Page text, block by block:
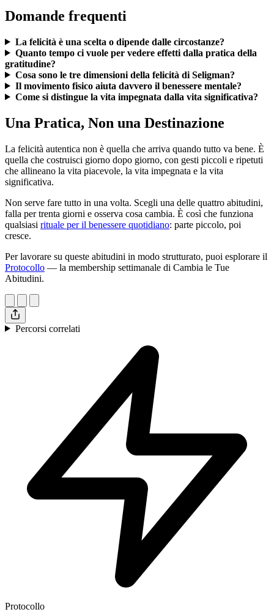
Domande frequenti
La felicità è una scelta o dipende dalle circostanze?
Quanto tempo ci vuole per vedere effetti dalla pratica della
gratitudine?
Cosa sono le tre dimensioni della felicità di Seligman?
Il movimento fisico aiuta davvero il benessere mentale?
Come si distingue la vita impegnata dalla vita significativa?
Una Pratica, Non una Destinazione
La felicità autentica non è quella che arriva quando tutto va bene. È
quella che costruisci giorno dopo giorno, con gesti piccoli e ripetuti
che allineano la vita piacevole, la vita impegnata e la vita
significativa.
Non serve fare tutto in una volta. Scegli una delle quattro abitudini,
falla per trenta giorni e osserva cosa cambia. È così che funziona
qualsiasi rituale per il benessere quotidiano: parte piccolo, poi
cresce.
Per lavorare su queste abitudini in modo strutturato, puoi esplorare il
Protocollo — la membership settimanale di Cambia le Tue
Abitudini.
Percorsi correlati
Protocollo